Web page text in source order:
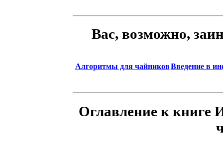
Вас, возможно,
Алгоритмы для чайниковВведение в
Оглавление к книге